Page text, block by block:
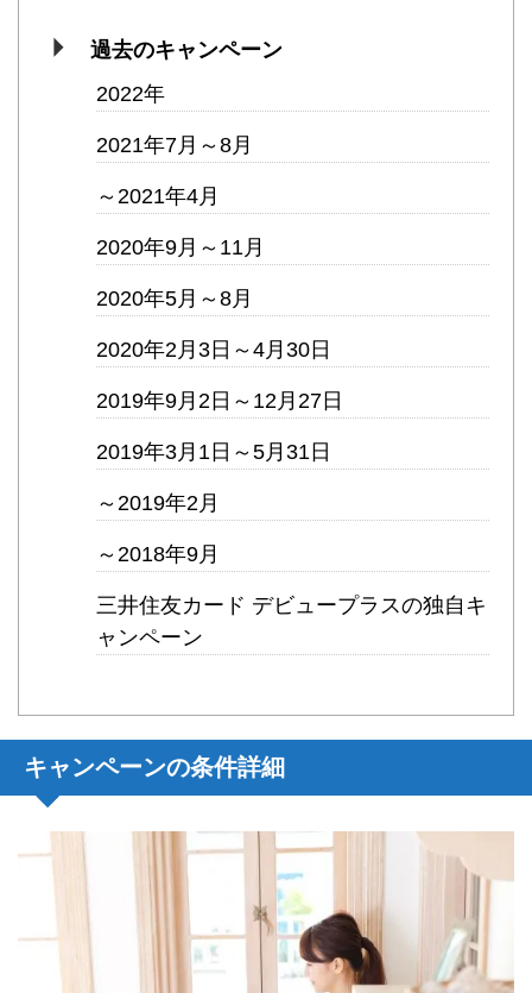
過去のキャンペーン
2022年
2021年7月～8月
～2021年4月
2020年9月～11月
2020年5月～8月
2020年2月3日～4月30日
2019年9月2日～12月27日
2019年3月1日～5月31日
～2019年2月
～2018年9月
三井住友カード デビュープラスの独自キ
ャンペーン
キャンペーンの条件詳細